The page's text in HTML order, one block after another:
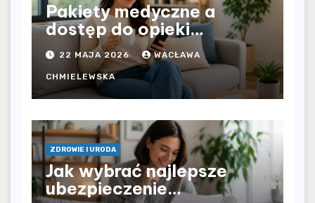
Pakiety medyczne a
dostęp do opieki
zdrowotnej bez
ograniczeń czasowych –
czy prywatna opieka daje
większą swobodę?
22 MAJA 2026 WACŁAWA
CHMIELEWSKA
ZDROWIE I URODA
Jak wybrać najlepsze
ubezpieczenie